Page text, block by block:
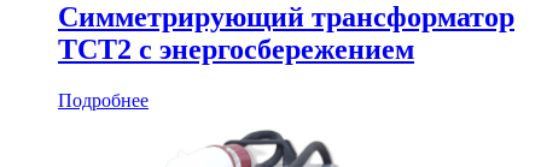
Симметрирующий трансформатор
ТСТ2 с энергосбережением
Подробнее